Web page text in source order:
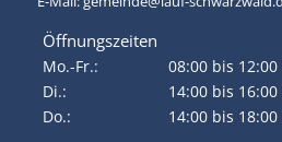
Öffnungszeiten
Mo.-Fr.:
08:00 bis
Di.:
14:00 bis
Do.:
14:00 bis